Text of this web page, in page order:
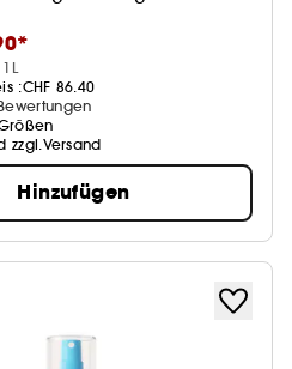
:CHF 86.40
zzgl.Versand
Hinzufügen